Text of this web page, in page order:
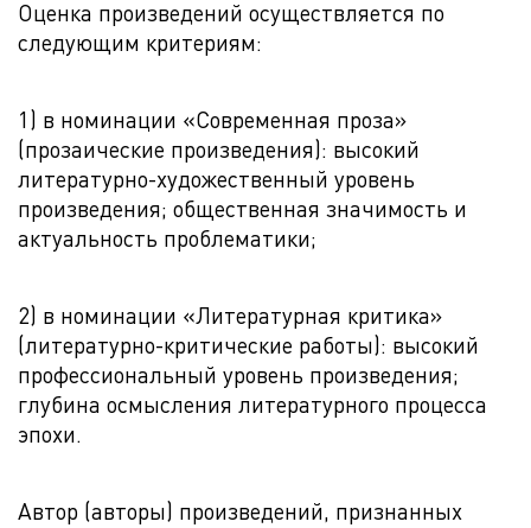
Оценка произведений осуществляется по
следующим критериям:
1) в номинации «Современная проза»
(прозаические произведения): высокий
литературно-художественный уровень
произведения; общественная значимость и
актуальность проблематики;
2) в номинации «Литературная критика»
(литературно-критические работы): высокий
профессиональный уровень произведения;
глубина осмысления литературного процесса
эпохи.
Автор (авторы) произведений, признанных